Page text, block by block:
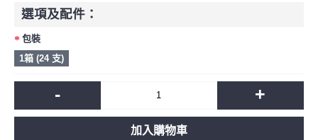
選項及配件：
包裝
1箱 (24 支)
- +
加入購物車